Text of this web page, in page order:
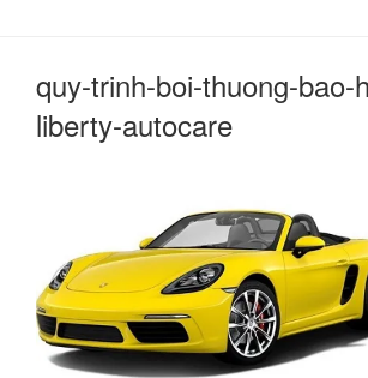
quy-trinh-boi-thuong-bao-
liberty-autocare